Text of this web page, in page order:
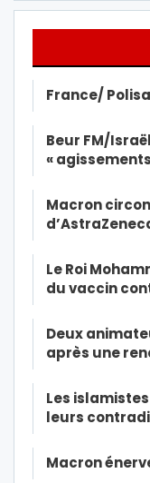
France/
Beur FM/
«
Macron
Le Roi
du vaccin
Deux
après une
Les
leurs
Macron